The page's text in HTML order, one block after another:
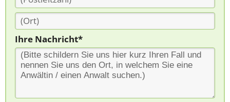
Ihre Nachricht*